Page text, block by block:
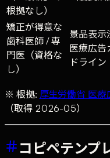
根拠なし）
矯正が得意な
歯科医師 / 専
門医（資格な
し）
景品表示
医療広告
ドライン
※ 根拠: 厚生労働省 医療
（取得 2026-05）
コピペテン